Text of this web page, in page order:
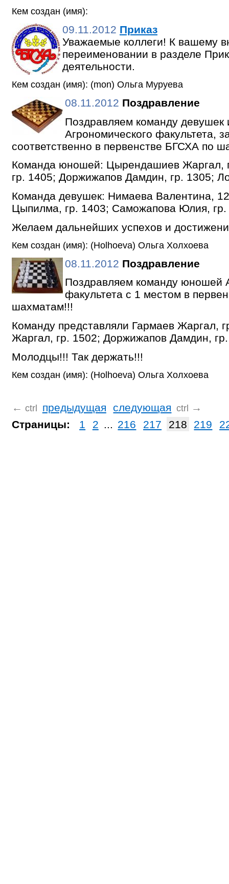
Кем создан (имя):
09.11.2012 Приказ
Уважаемые коллеги! К вашему
переименовании в разделе
деятельности.
Кем создан (имя): (mon) Ольга Муруева
08.11.2012 Поздравление
Поздравляем команду
Агрономического факультета,
соответственно в первенстве БГСХА по
Команда юношей: Цырендашиев Жаргал,
гр. 1405; Доржижапов Дамдин, гр. 1305;
Команда девушек: Нимаева Валентина,
Цыпилма, гр. 1403; Саможапова Юлия, гр.
Желаем дальнейших успехов и
Кем создан (имя): (Holhoeva) Ольга Холхоева
08.11.2012 Поздравление
Поздравляем команду юношей
факультета с 1 местом в
шахматам!!!
Команду представляли Гармаев Жаргал,
Жаргал, гр. 1502; Доржижапов Дамдин,
Молодцы!!! Так держать!!!
Кем создан (имя): (Holhoeva) Ольга Холхоева
← ctrl предыдущая следующая ctrl →
Страницы: 1 2 ... 216 217 218 219